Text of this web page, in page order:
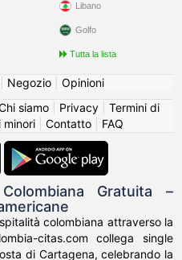
Libano
Golfo
Tutta la lista
Negozio| Opinioni
siamo| Privacy| Termini di
minori| Contatto| FAQ
Gratuita –
colombiana attraverso la
citas.com collega single
di Cartagena, celebrando la